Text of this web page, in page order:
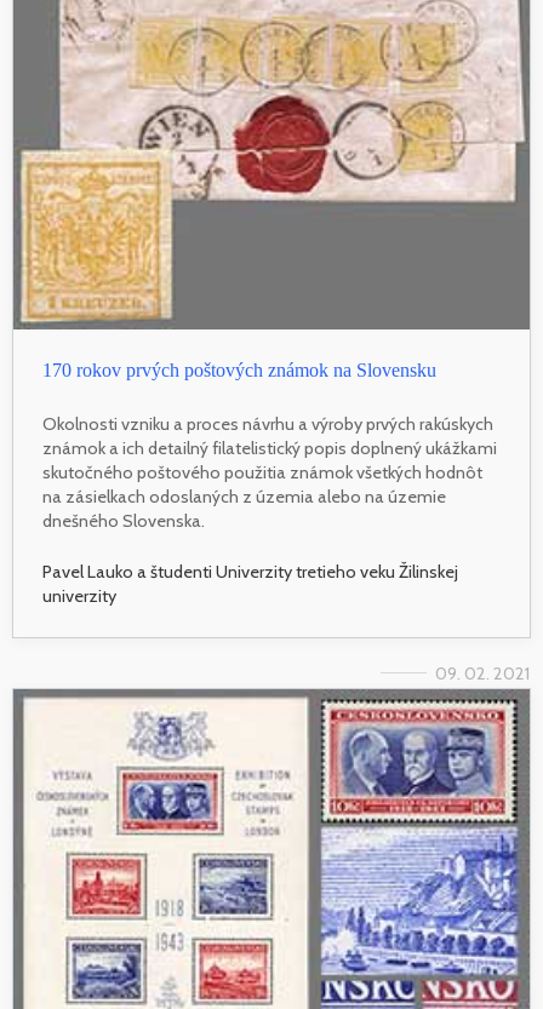
170 rokov prvých poštových známok na Slovensku
Okolnosti vzniku a proces návrhu a výroby prvých rakúskych
známok a ich detailný filatelistický popis doplnený ukážkami
skutočného poštového použitia známok všetkých hodnôt
na zásielkach odoslaných z územia alebo na územie
dnešného Slovenska.
Pavel Lauko a študenti Univerzity tretieho veku Žilinskej
univerzity
09. 02. 2021